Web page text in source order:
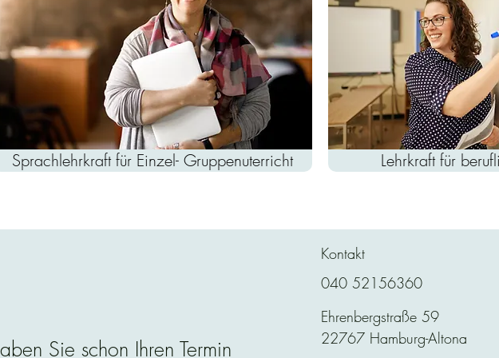
Sprachlehrkraft für Einzel- Gruppenuterricht Lehrkraft für
Sie schon Ihren Termin
Kontakt
040 52156360
Ehrenbergstraße 59
22767 Hamburg-Altona